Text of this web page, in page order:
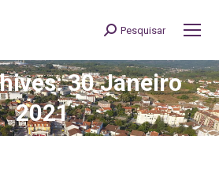
Search:
Pesquisar
30 Janeiro
2021
You are here: